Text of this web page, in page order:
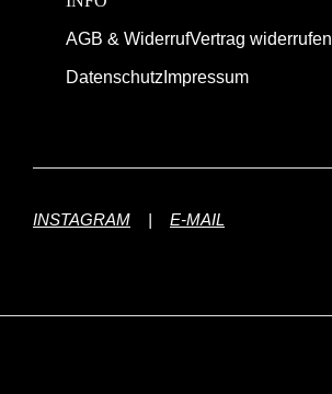
AGB & WiderrufVertrag widerrufen
Datenschutz Impressum
INSTAGRAM | E-MAIL